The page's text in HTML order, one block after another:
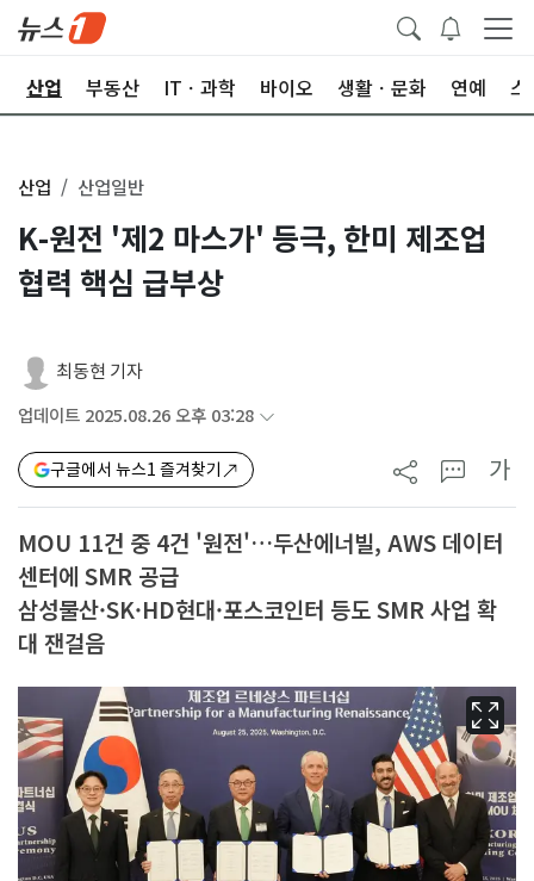
산업 부동산 ITㆍ과학 바이오 생활ㆍ문화 연예 스
산업 산업일반
K-원전 '제2 마스가' 등극, 한미 제조업
협력 핵심 급부상
최동현 기자
업데이트 2025.08.26 오후 03:28
구글에서 뉴스1 즐겨찾기 가
MOU 11건 중 4건 '원전'…두산에너빌, AWS 데이터
센터에 SMR 공급
삼성물산·SK·HD현대·포스코인터 등도 SMR 사업 확
대 잰걸음